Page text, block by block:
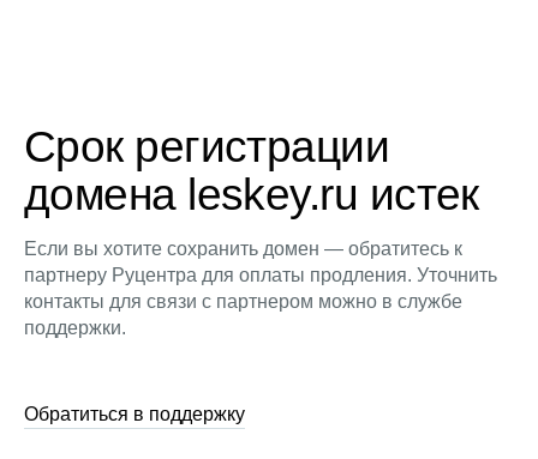
Срок регистрации
домена leskey.ru истек
Если вы хотите сохранить домен — обратитесь к
партнеру Руцентра для оплаты продления. Уточнить
контакты для связи с партнером можно в службе
поддержки.
Обратиться в поддержку